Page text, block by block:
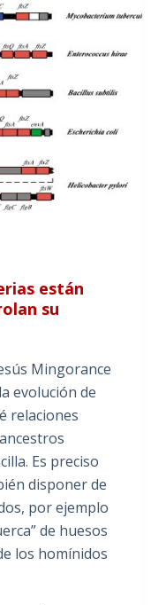
están
su
Mingorance
evolución de
relaciones
Es preciso
disponer de
por ejemplo
de huesos
los homínidos